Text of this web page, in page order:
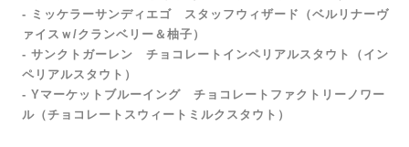
- ミッケラーサンディエゴ スタッフウィザード（ベルリナーヴ
ァイスｗ/クランベリー＆柚子）
- サンクトガーレン チョコレートインペリアルスタウト（イン
ペリアルスタウト）
- Yマーケットブルーイング チョコレートファクトリーノワー
ル（チョコレートスウィートミルクスタウト）